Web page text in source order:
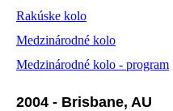
Rakúske kolo
Medzinárodné kolo
Medzinárodné kolo - program
2004 - Brisbane, AU